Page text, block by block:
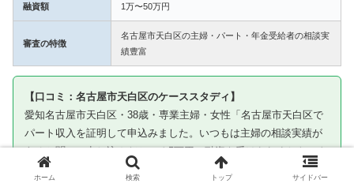
融資額 1万〜50万円
審査の特徴
名古屋市天白区の主婦・パート・年金受給者の相談実
績豊富
【口コミ：名古屋市天白区のケーススタディ】
愛知名古屋市天白区・38歳・専業主婦・女性「名古屋市天白区で
パート収入を証明して申込みました。いつもは主婦の相談実績が
あると聞いて申し込んだところ5万円の融資を受けられました。き
ちんと返済して今は信用を積み上げています」
ホーム 検索 トップ サイドバー